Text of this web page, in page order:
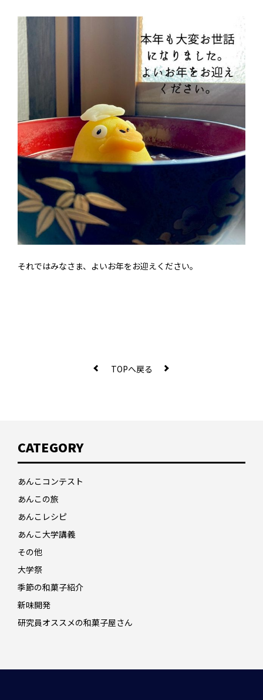
それではみなさま、よいお年をお迎えください。
TOPへ戻る
CATEGORY
あんこコンテスト
あんこの旅
あんこレシピ
あんこ大学講義
その他
大学祭
季節の和菓子紹介
新味開発
研究員オススメの和菓子屋さん